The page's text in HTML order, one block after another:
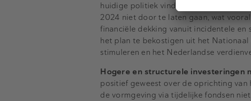
huidige politiek vinden de economen
2024 niet door te laten gaan, wat
financiële dekking vanuit incidentele
het plan te bekostigen uit het
stimuleren en het Nederlandse
Hogere en structurele investeringen
positief geweest over de oprichting van
de vormgeving via tijdelijke fondsen